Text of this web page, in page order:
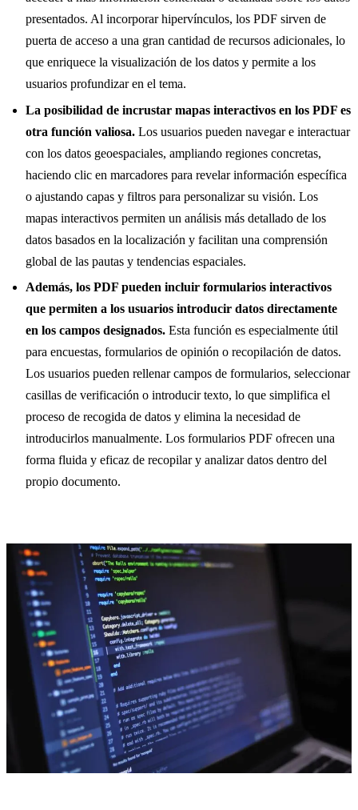
presentados. Al incorporar hipervínculos, los PDF sirven de
puerta de acceso a una gran cantidad de recursos adicionales, lo
que enriquece la visualización de los datos y permite a los
usuarios profundizar en el tema.
La posibilidad de incrustar mapas interactivos en los PDF es
otra función valiosa. Los usuarios pueden navegar e interactuar
con los datos geoespaciales, ampliando regiones concretas,
haciendo clic en marcadores para revelar información específica
o ajustando capas y filtros para personalizar su visión. Los
mapas interactivos permiten un análisis más detallado de los
datos basados en la localización y facilitan una comprensión
global de las pautas y tendencias espaciales.
Además, los PDF pueden incluir formularios interactivos
que permiten a los usuarios introducir datos directamente
en los campos designados. Esta función es especialmente útil
para encuestas, formularios de opinión o recopilación de datos.
Los usuarios pueden rellenar campos de formularios, seleccionar
casillas de verificación o introducir texto, lo que simplifica el
proceso de recogida de datos y elimina la necesidad de
introducirlos manualmente. Los formularios PDF ofrecen una
forma fluida y eficaz de recopilar y analizar datos dentro del
propio documento.